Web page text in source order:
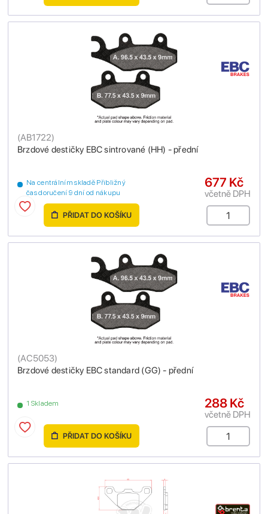
Brzdové destičky EBC sintrované (HH) - přední
(AB1722)
Na centrálním skladě Přibližný
čas doručení 9 dní od nákupu
677 Kč
včetně DPH
PŘIDAT DO KOŠÍKU
Brzdové destičky EBC standard (GG) - přední
(AC5053)
1 Skladem 288 Kč
včetně DPH
PŘIDAT DO KOŠÍKU